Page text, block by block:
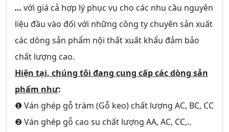
… với giá cả hợp lý phục vụ cho các nhu cầu nguyên
liệu đầu vào đối với những công ty chuyên sản xuất
các dòng sản phẩm nội thất xuất khẩu đảm bảo
chất lượng cao.
Hiện tại, chúng tôi đang cung cấp các dòng sản
phẩm như:
❶ Ván ghép gỗ tràm (Gỗ keo) chất lượng AC, BC, CC
❷ Ván ghép gỗ cao su chất lượng AA, AC, CC,..